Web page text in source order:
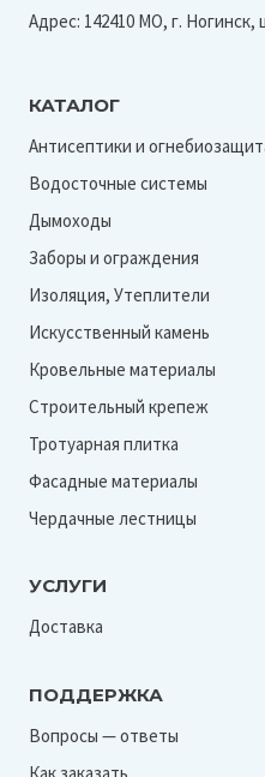
Адрес: 142410 МО, г.
КАТАЛОГ
Антисептики и
Водосточные системы
Дымоходы
Заборы и ограждения
Изоляция, Утеплители
Искусственный камень
Кровельные материалы
Строительный крепеж
Тротуарная плитка
Фасадные материалы
Чердачные лестницы
УСЛУГИ
Доставка
ПОДДЕРЖКА
Вопросы — ответы